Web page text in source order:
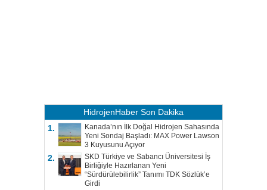
HidrojenHaber Son Dakika
1.
Kanada’nın İlk Doğal Hidrojen Sahasında
Yeni Sondaj Başladı: MAX Power Lawson
3 Kuyusunu Açıyor
2.
SKD Türkiye ve Sabancı Üniversitesi İş
Birliğiyle Hazırlanan Yeni
“Sürdürülebilirlik” Tanımı TDK Sözlük’e
Girdi